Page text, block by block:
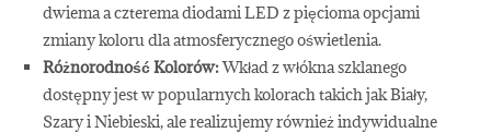
dwiema a czterema diodami LED z pięcioma opcjami
zmiany koloru dla atmosferycznego oświetlenia.
Różnorodność Kolorów:Wkład z włókna szklanego
dostępny jest w popularnych kolorach takich jak Biały,
Szary i Niebieski, ale realizujemy również indywidualne